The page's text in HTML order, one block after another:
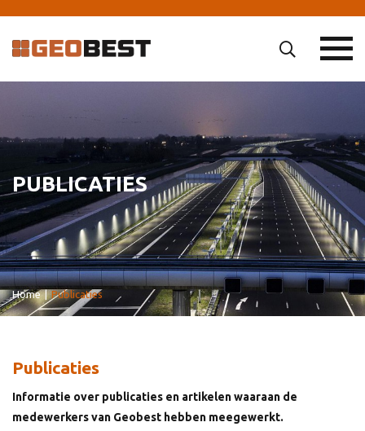
PUBLICATIES
Home | Publicaties
Publicaties
Informatie over publicaties en artikelen waaraan de
medewerkers van Geobest hebben meegewerkt.